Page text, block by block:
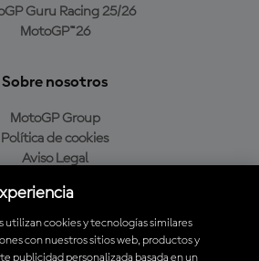
Guru Racing 25/26
MotoGP™26
Sobre nosotros
MotoGP Group
Política de cookies
Aviso Legal
Política de compra
utilizan cookies y tecnologías similares
con nuestros sitios web, productos y
publicidad personalizada basada en un